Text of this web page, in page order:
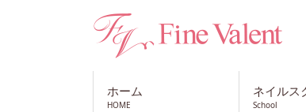
ホーム
HOME
ネイルス
School